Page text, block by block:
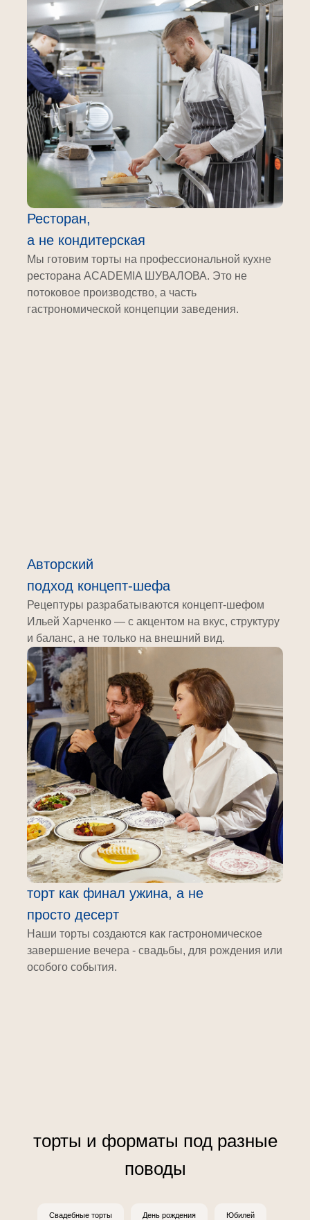
Ресторан,
а не кондитерская
Мы готовим торты на профессиональной кухне
ресторана ACADEMIA ШУВАЛОВА. Это не
потоковое производство, а часть
гастрономической концепции заведения.
Авторский
подход концепт-шефа
Рецептуры разрабатываются концепт-шефом
Ильей Харченко — с акцентом на вкус, структуру
и баланс, а не только на внешний вид.
торт как финал ужина, а не
просто десерт
Наши торты создаются как гастрономическое
завершение вечера - свадьбы, для рождения или
особого события.
торты и форматы под разные
поводы
Свадебные торты День рождения Юбилей